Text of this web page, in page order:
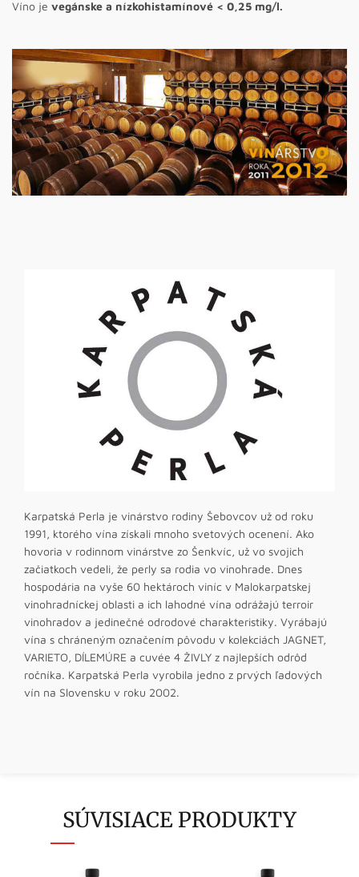
Víno je vegánske a nízkohistamínové < 0,25 mg/l.
Karpatská Perla je vinárstvo rodiny Šebovcov už od roku
1991, ktorého vína získali mnoho svetových ocenení. Ako
hovoria v rodinnom vinárstve zo Šenkvíc, už vo svojich
začiatkoch vedeli, že perly sa rodia vo vinohrade. Dnes
hospodária na vyše 60 hektároch viníc v Malokarpatskej
vinohradníckej oblasti a ich lahodné vína odrážajú terroir
vinohradov a jedinečné odrodové charakteristiky. Vyrábajú
vína s chráneným označením pôvodu v kolekciách JAGNET,
VARIETO, DÍLEMÚRE a cuvée 4 ŽIVLY z najlepších odrôd
ročníka. Karpatská Perla vyrobila jedno z prvých ľadových
vín na Slovensku v roku 2002.
SÚVISIACE PRODUKTY